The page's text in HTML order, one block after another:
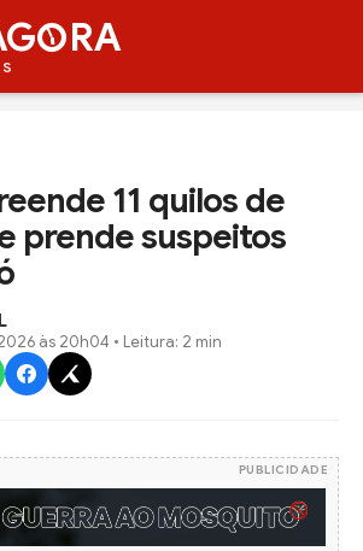
RA
11 quilos de
prende suspeitos
às 20h04 • Leitura: 2 min
PUBLICIDADE